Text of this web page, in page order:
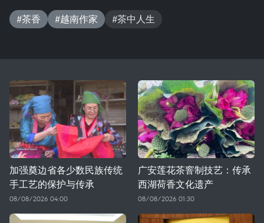
#茶香 #越南作家 #茶中人生
加强奠边省各少数民族传统
手工艺的保护与传承
08/08/2026 04:00
广安莲花茶窨制技艺：传承
西湖荷香文化遗产
08/08/2026 01:30